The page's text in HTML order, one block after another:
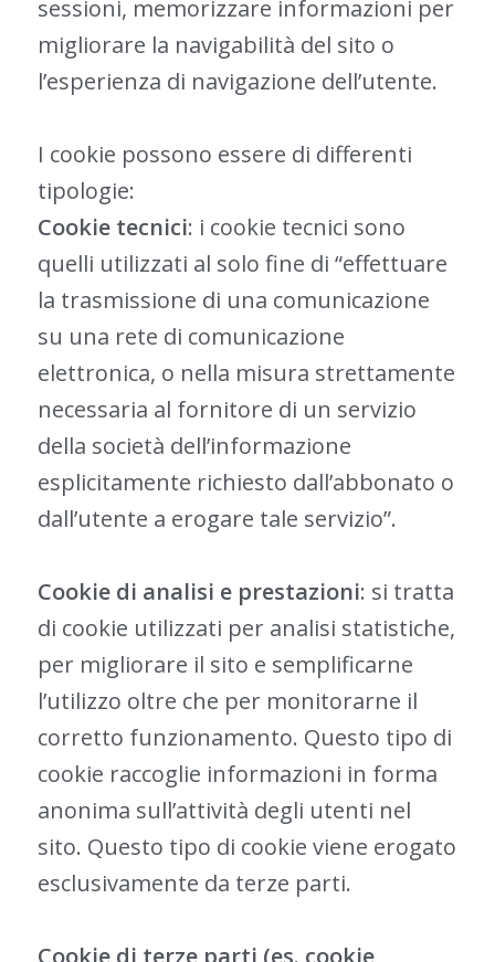
sessioni, memorizzare informazioni per
migliorare la navigabilità del sito o
l’esperienza di navigazione dell’utente.
I cookie possono essere di differenti
tipologie:
Cookie tecnici: i cookie tecnici sono
quelli utilizzati al solo fine di “effettuare
la trasmissione di una comunicazione
su una rete di comunicazione
elettronica, o nella misura strettamente
necessaria al fornitore di un servizio
della società dell’informazione
esplicitamente richiesto dall’abbonato o
dall’utente a erogare tale servizio”.
Cookie di analisi e prestazioni: si tratta
di cookie utilizzati per analisi statistiche,
per migliorare il sito e semplificarne
l’utilizzo oltre che per monitorarne il
corretto funzionamento. Questo tipo di
cookie raccoglie informazioni in forma
anonima sull’attività degli utenti nel
sito. Questo tipo di cookie viene erogato
esclusivamente da terze parti.
Cookie di terze parti (es. cookie